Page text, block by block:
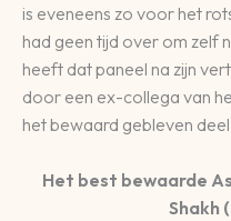
is eveneens zo voor het
had geen tijd over om zelf
heeft dat paneel na zijn
door een ex-collega van
het bewaard gebleven
Het best bewaarde
Shakh